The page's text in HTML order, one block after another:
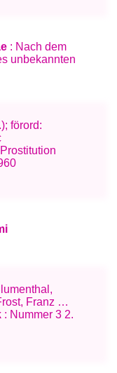
: Nach dem
unbekannten
förord:
Franz …
: Nummer 3 2.